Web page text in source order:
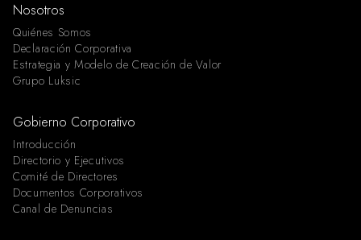
Nosotros
Quiénes Somos
Declaración Corporativa
Estrategia y Modelo de Creación de Valor
Grupo Luksic
Gobierno Corporativo
Introducción
Directorio y Ejecutivos
Comité de Directores
Documentos Corporativos
Canal de Denuncias